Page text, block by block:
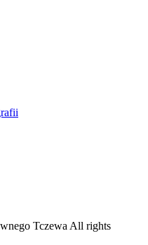
Tczewa All rights